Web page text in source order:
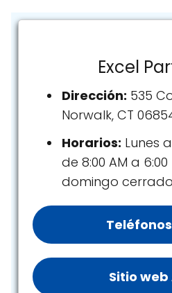
Excel
Dirección: 535
Norwalk, CT
Horarios: Lunes
de 8:00 AM a
domingo
Sitio web